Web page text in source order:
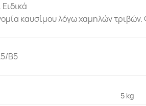
καυσίμου λόγω χαμηλών τριβών.
B5
5 kg